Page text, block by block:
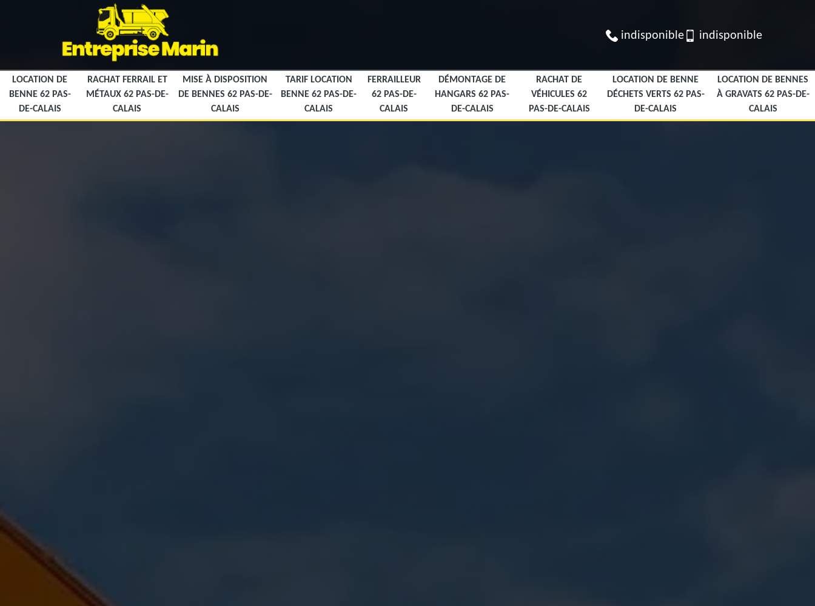
indisponible indisponible
LOCATION DE
BENNE 62 PAS-
DE-CALAIS
RACHAT FERRAIL ET
MÉTAUX 62 PAS-DE-
CALAIS
MISE À DISPOSITION
DE BENNES 62 PAS-DE-
CALAIS
TARIF LOCATION
BENNE 62 PAS-DE-
CALAIS
FERRAILLEUR
62 PAS-DE-
CALAIS
DÉMONTAGE DE
HANGARS 62 PAS-
DE-CALAIS
RACHAT DE
VÉHICULES 62
PAS-DE-CALAIS
LOCATION DE BENNE
DÉCHETS VERTS 62 PAS-
DE-CALAIS
LOCATION DE BENNES
À GRAVATS 62 PAS-DE-
CALAIS